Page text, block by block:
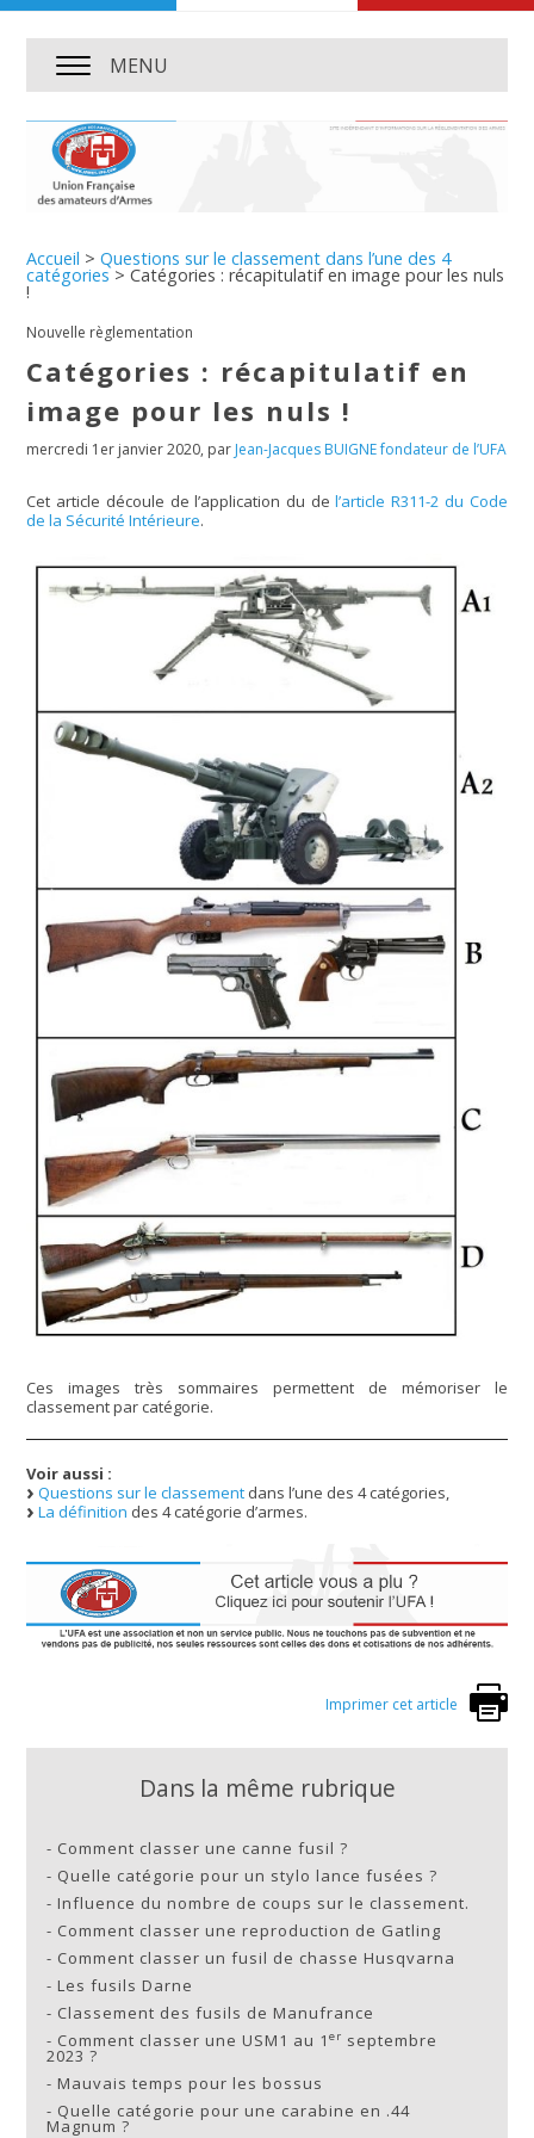
MENU
Accueil >Questions sur le classement dans l’une des 4
catégories>Catégories : récapitulatif en image pour les nuls
!
Nouvelle règlementation
Catégories : récapitulatif en
image pour les nuls !
mercredi 1er janvier 2020, par Jean-Jacques BUIGNE fondateur de l’UFA
Cet article découle de l’application du del’article R311-2 du Code
de la Sécurité Intérieure.
Ces images très sommaires permettent de mémoriser le
classement par catégorie.
Voir aussi :
Questions sur le classement dans l’une des 4 catégories,
La définition des 4 catégorie d’armes.
Imprimer cet article
Dans la même rubrique
- Comment classer une canne fusil ?
- Quelle catégorie pour un stylo lance fusées ?
-Influence du nombre de coups sur le classement.
- Comment classer une reproduction de Gatling
- Comment classer un fusil de chasse Husqvarna
-Les fusils Darne
- Classement des fusils de Manufrance
- Comment classer une USM1 au 1er septembre
2023 ?
-Mauvais temps pour les bossus
- Quelle catégorie pour une carabine en .44
Magnum ?